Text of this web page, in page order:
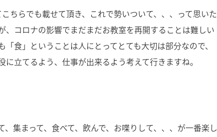
こちらでも載せて頂き、これで勢いついて、、、って思いた
、コロナの影響でまだまだお教室を再開することは難しい
「食」ということは人にとってとても大切は部分なので、
に立てるよう、仕事が出来るよう考えて行きますね。
集まって、食べて、飲んで、お喋りして、、、が一番楽し